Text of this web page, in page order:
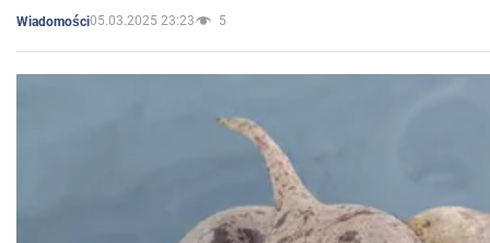
Wiadomości05.03.2025 23:23 5